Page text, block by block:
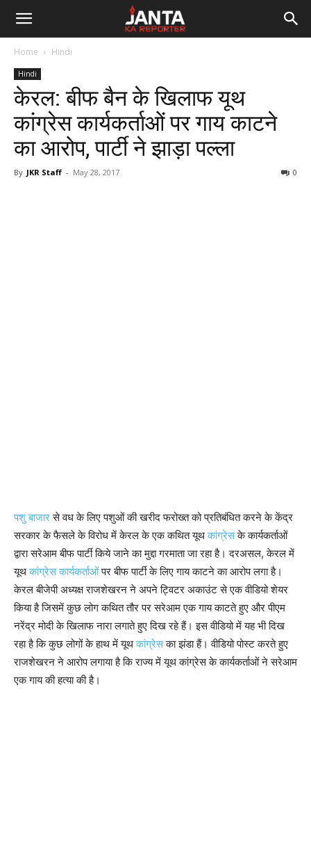
Janta
Reporter
Home Hindi
Hindi
केरल: बीफ बैन के खिलाफ यूथ
कांग्रेस कार्यकर्ताओं पर गाय काटने
का आरोप, पार्टी ने झाड़ा पल्ला
By JKR Staff - May 28, 2017 0
पशु बाजारसे वध के लिए पशुओं की खरीद फरोख्त को प्रतिबंधित करने के केंद्र
सरकार के फैसले के विरोध में केरल के एक कथित यूथकांग्रेसके कार्यकर्ताओं
द्वारा सरेआम बीफ पार्टी किये जाने का मुद्दा गरमाता जा रहा है। दरअसल, केरल में
यूथकांग्रेस कार्यकर्ताओंपर बीफ पार्टी के लिए गाय काटने का आरोप लगा है।
केरल बीजेपी अध्यक्ष राजशेखरन ने अपने ट्विटर अकाउंट से एक वीडियो शेयर
किया है जिसमें कुछ लोग कथित तौर पर सरेआम एक गाय काटते हुए और पीएम
नरेंद्र मोदी के खिलाफ नारा लगाते हुए दिख रहे हैं। इस वीडियो में यह भी दिख
रहा है कि कुछ लोगों के हाथ में यूथकांग्रेसका झंडा हैं। वीडियो पोस्ट करते हुए
राजशेखरन ने आरोप लगाया है कि राज्य में यूथ कांग्रेस के कार्यकर्ताओं ने सरेआम
एक गाय की हत्या की है।